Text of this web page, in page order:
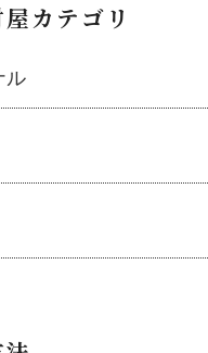
カテゴリ
ル
オリジナル
ルスキンケア
・乳液・クリーム・オイル
ニエッセンス化粧品
ボディケア